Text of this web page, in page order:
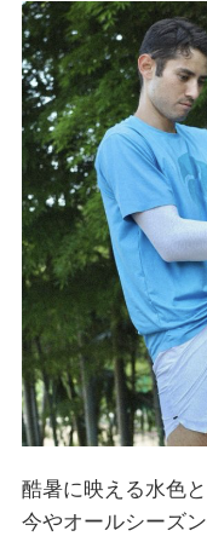
酷暑に映える水色
今やオールシーズ